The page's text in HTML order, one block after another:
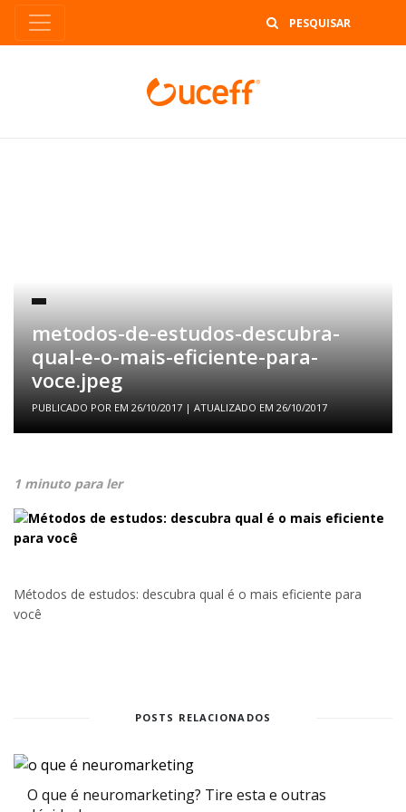
metodos-de-estudos-descubra-
qual-e-o-mais-eficiente-para-
voce.jpeg
PUBLICADO POR EM 26/10/2017 | ATUALIZADO EM 26/10/2017
1 minuto para ler
Métodos de estudos: descubra qual é o mais eficiente para
você
POSTS RELACIONADOS
O que é neuromarketing? Tire esta e outras